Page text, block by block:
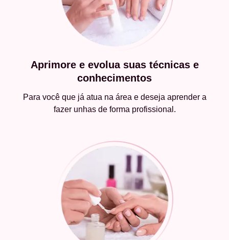
Aprimore e evolua suas técnicas e
conhecimentos
Para você que já atua na área e deseja aprender a
fazer unhas de forma profissional.